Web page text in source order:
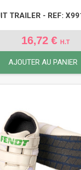
TRAILER - REF:
16,72 € H.T
AJOUTER AU PANIER